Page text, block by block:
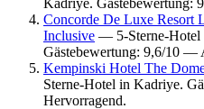
Kadriye. Gästebewertung:
Concorde De Luxe Resort
Inclusive — 5-Sterne-Hotel
Gästebewertung: 9,6/10 —
Kempinski Hotel The
Sterne-Hotel in Kadriye.
Hervorragend.